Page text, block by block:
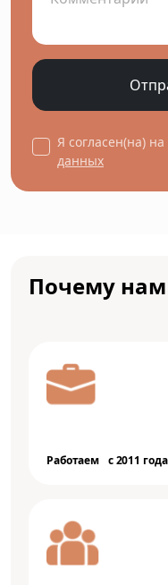
Я согласен(на)
данных
Почему
Работаем с 2011 года